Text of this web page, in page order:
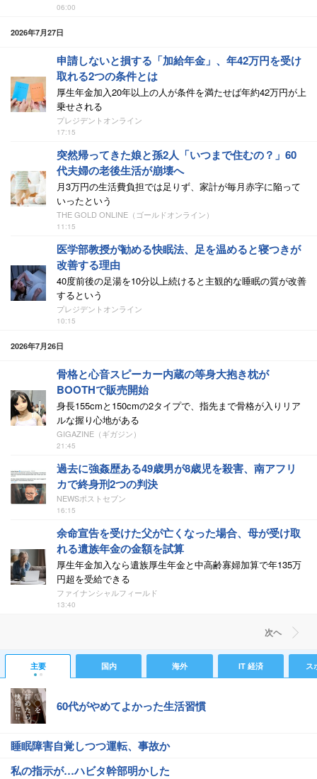
06:00
2026年7月27日
申請しないと損する「加給年金」、年42万円を受け
取れる2つの条件とは
厚生年金加入20年以上の人が条件を満たせば年約42万円が上
乗せされる
プレジデントオンライン
17:15
突然帰ってきた娘と孫2人「いつまで住むの？」60
代夫婦の老後生活が崩壊へ
月3万円の生活費負担では足りず、家計が毎月赤字に陥って
いったという
THE GOLD ONLINE（ゴールドオンライン）
11:15
医学部教授が勧める快眠法、足を温めると寝つきが
改善する理由
40度前後の足湯を10分以上続けると主観的な睡眠の質が改善
するという
プレジデントオンライン
10:15
2026年7月26日
骨格と心音スピーカー内蔵の等身大抱き枕が
BOOTHで販売開始
身長155cmと150cmの2タイプで、指先まで骨格が入りリア
ルな握り心地がある
GIGAZINE（ギガジン）
21:45
過去に強姦歴ある49歳男が8歳児を殺害、南アフリ
カで終身刑2つの判決
NEWSポストセブン
16:15
余命宣告を受けた父が亡くなった場合、母が受け取
れる遺族年金の金額を試算
厚生年金加入なら遺族厚生年金と中高齢寡婦加算で年135万
円超を受給できる
ファイナンシャルフィールド
13:40
次ヘ
主要 国内 海外 IT 経済 ス
60代がやめてよかった生活習慣
睡眠障害自覚しつつ運転、事故か
私の指示が…ハビタ幹部明かした